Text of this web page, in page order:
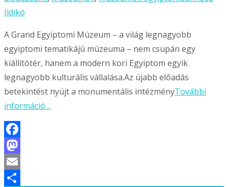
Ildikó
A Grand Egyiptomi Múzeum – a világ legnagyobb
egyiptomi tematikájú múzeuma – nem csupán egy
kiállítótér, hanem a modern kori Egyiptom egyik
legnagyobb kulturális vállalása.Az újabb előadás
betekintést nyújt a monumentális intézményTovábbi
információ…
Facebook
Mastodon
Email